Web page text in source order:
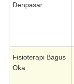
Denpasar
Fisioterapi Bagus
Oka